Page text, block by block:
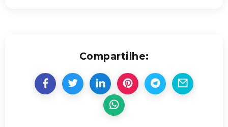
Compartilhe: